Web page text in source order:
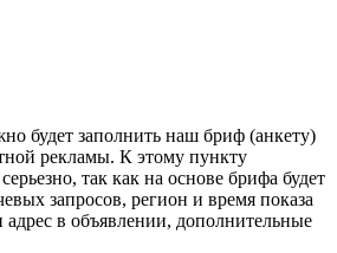
будет заполнить наш бриф (анкету)
рекламы. К этому пункту
так как на основе брифа будет
запросов, регион и время показа
в объявлении, дополнительные